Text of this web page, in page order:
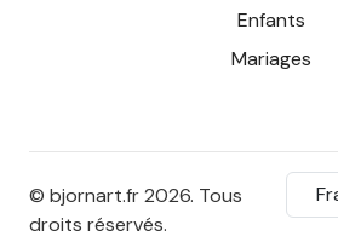
Enfants
Mariages
© bjornart.fr 2026. Tous
droits réservés.
Langue